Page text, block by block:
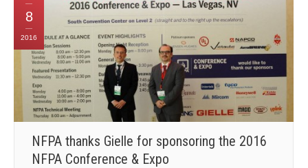
8
2016
NFPA thanks Gielle for sponsoring the 2016
NFPA Conference & Expo